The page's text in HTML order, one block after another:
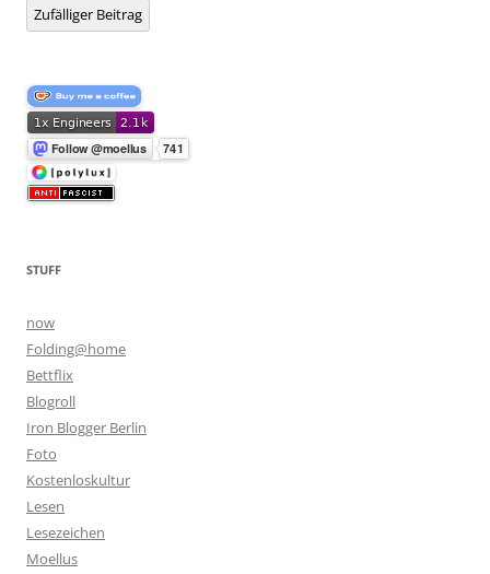
Zufälliger Beitrag
STUFF
now
Folding@home
Bettflix
Blogroll
Iron Blogger Berlin
Foto
Kostenloskultur
Lesen
Lesezeichen
Moellus